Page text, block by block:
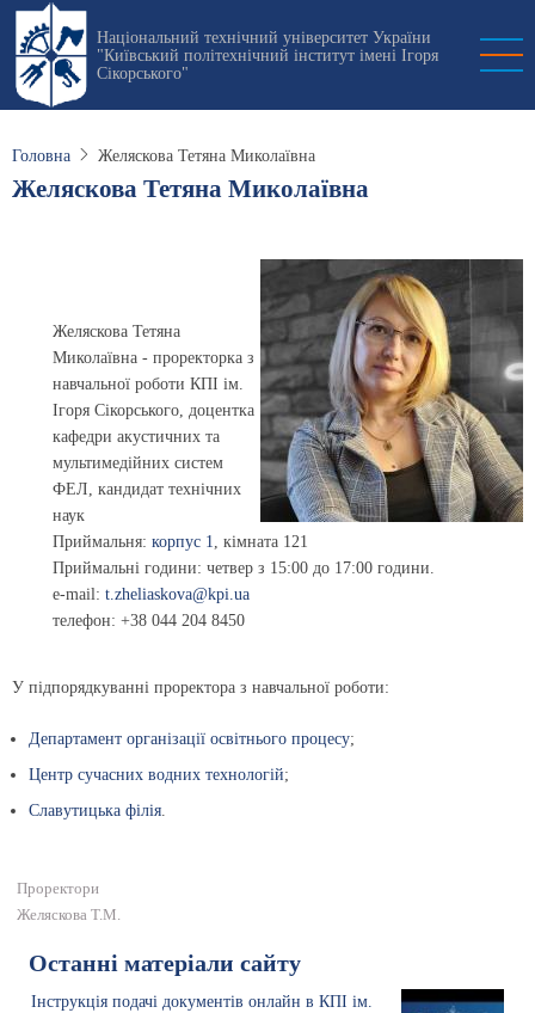
Перейти
основного
вмісту
Національний технічний університет України
"Київський політехнічний інститут імені Ігоря
Сікорського"
Головна Желяскова Тетяна Миколаївна
Желяскова Тетяна Миколаївна
Желяскова Тетяна
Миколаївна - проректорка з
навчальної роботи КПІ ім.
Ігоря Сікорського, доцентка
кафедри акустичних та
мультимедійних систем
ФЕЛ, кандидат технічних
наук
Приймальня: корпус 1, кімната 121
Приймальні години: четвер з 15:00 до 17:00 години.
e-mail: t.zheliaskova@kpi.ua
телефон: +38 044 204 8450
У підпорядкуванні проректора з навчальної роботи:
Департамент організації освітнього процесу;
Центр сучасних водних технологій;
Славутицька філія
Проректори
Желяскова Т.М.
Останні матеріали сайту
Інструкція подачі документів онлайн в КПІ ім.